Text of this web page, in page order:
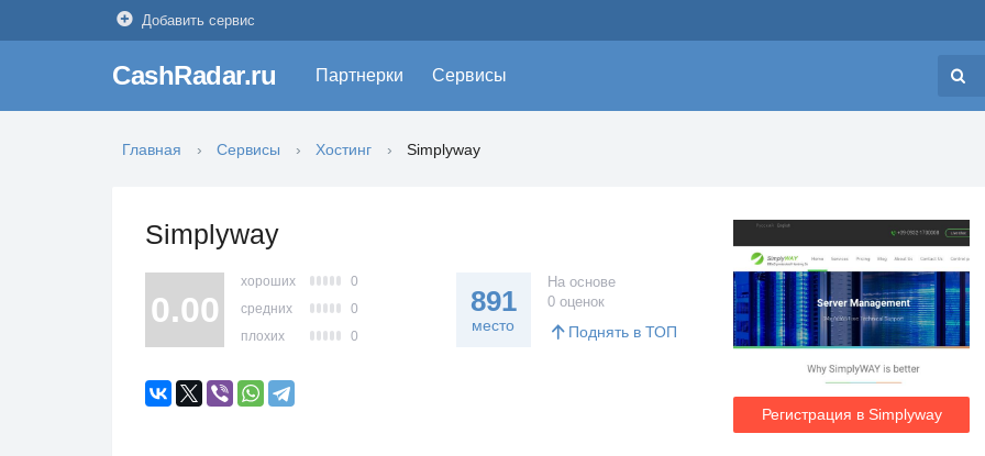
Добавить сервис
CashRadar.ru Партнерки Сервисы
Главная Сервисы Хостинг Simplyway
Simplyway
Регистрация в Simplyway
0.00
хороших
0
средних
0
плохих
0
891
место
На основе
0 оценок
Поднять в ТОП